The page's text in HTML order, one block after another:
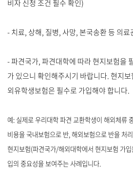
비자 신청 조건 필수 확인)
- 치료, 상해, 질병, 사망, 본국송환 등 의료
- 파견국가, 파견대학에 따라 현지보험을
가 있으니 확인해주시기 바랍니다. 현지
외유학생보험은 필수로 가입해야 합니다.
예: 실제로 우리대학 파견 교환학생이 해외체류
비용을 국내보험으로 반, 해외보험으로 반을 처
현지보험(파견국가/해외대학에서 현지보험 가
입의 중요성을 보여주는 사례입니다.